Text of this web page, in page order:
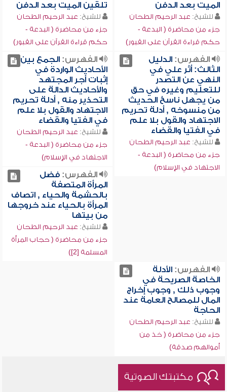
الميت بعد الدفن
للشيخ: عبد الرحيم الطحان
جزء من محاضرة ( البدعة -
حكم قراءة القرآن على القبور)
تلقين الميت بعد الدفن
للشيخ: عبد الرحيم الطحان
جزء من محاضرة ( البدعة -
حكم قراءة القرآن على القبور)
الفهرس:الدليل
الثالث: أثر علي في
النهي عن التصدر
للتعليم وغيره في حق
من يجهل ناسخ الحديث
من منسوخه , أدلة تحريم
الاجتهاد والقول بلا علم
في الفتيا والقضاء
للشيخ: عبد الرحيم الطحان
جزء من محاضرة ( البدعة -
الاجتهاد في الإسلام)
الفهرس:الجمع بين
الأحاديث الواردة في
إثبات أجر المجتهد
والأحاديث الدالة على
التحذير منه , أدلة تحريم
الاجتهاد والقول بلا علم
في الفتيا والقضاء
للشيخ: عبد الرحيم الطحان
جزء من محاضرة ( البدعة -
الاجتهاد في الإسلام)
الفهرس:فضل
المرأة المتصفة
بالحشمة والحياء , اتصاف
المرأة بالحياء عند خروجها
من بيتها
للشيخ: عبد الرحيم الطحان
جزء من محاضرة ( حجاب المرأة
المسلمة [2])
الفهرس:الأدلة
الخاصة الصريحة في
وجوب ذلك , وجوب إخراج
المال للمصالح العامة عند
الحاجة
للشيخ: عبد الرحيم الطحان
جزء من محاضرة ( خذ من
أموالهم صدقة)
مكتبتك الصوتية